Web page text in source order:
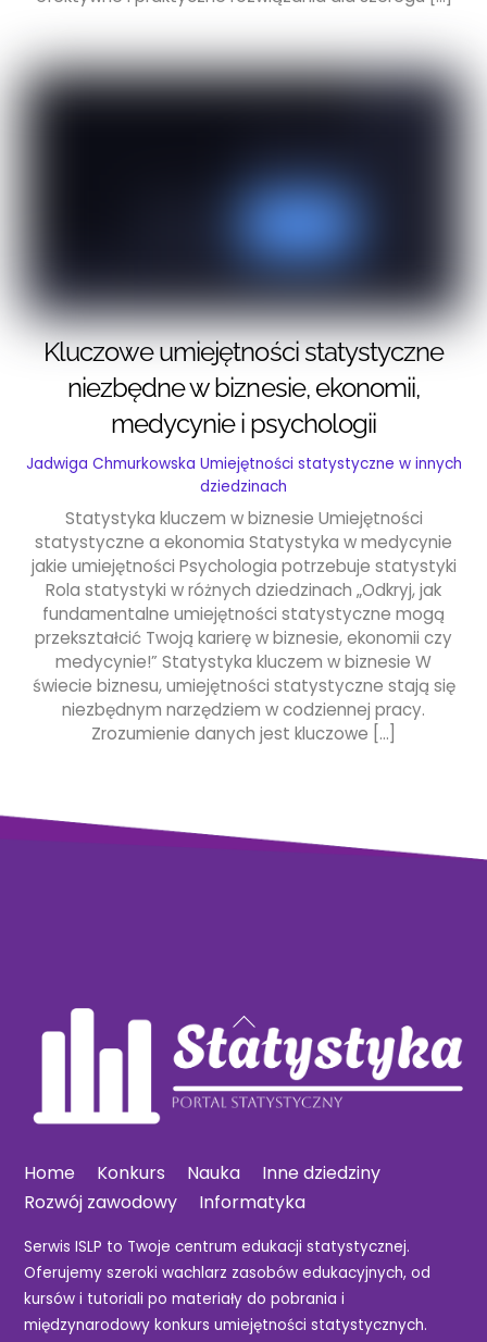
Kluczowe umiejętności statystyczne
niezbędne w biznesie, ekonomii,
medycynie i psychologii
Jadwiga Chmurkowska Umiejętności statystyczne w innych
dziedzinach
Statystyka kluczem w biznesie Umiejętności
statystyczne a ekonomia Statystyka w medycynie
jakie umiejętności Psychologia potrzebuje statystyki
Rola statystyki w różnych dziedzinach „Odkryj, jak
fundamentalne umiejętności statystyczne mogą
przekształcić Twoją karierę w biznesie, ekonomii czy
medycynie!” Statystyka kluczem w biznesie W
świecie biznesu, umiejętności statystyczne stają się
niezbędnym narzędziem w codziennej pracy.
Zrozumienie danych jest kluczowe […]
Back
To
Top
Home Konkurs Nauka
Inne dziedziny
Rozwój zawodowy
Informatyka
Serwis ISLP to Twoje centrum edukacji statystycznej.
Oferujemy szeroki wachlarz zasobów edukacyjnych, od
kursów i tutoriali po materiały do pobrania i
międzynarodowy konkurs umiejętności statystycznych.